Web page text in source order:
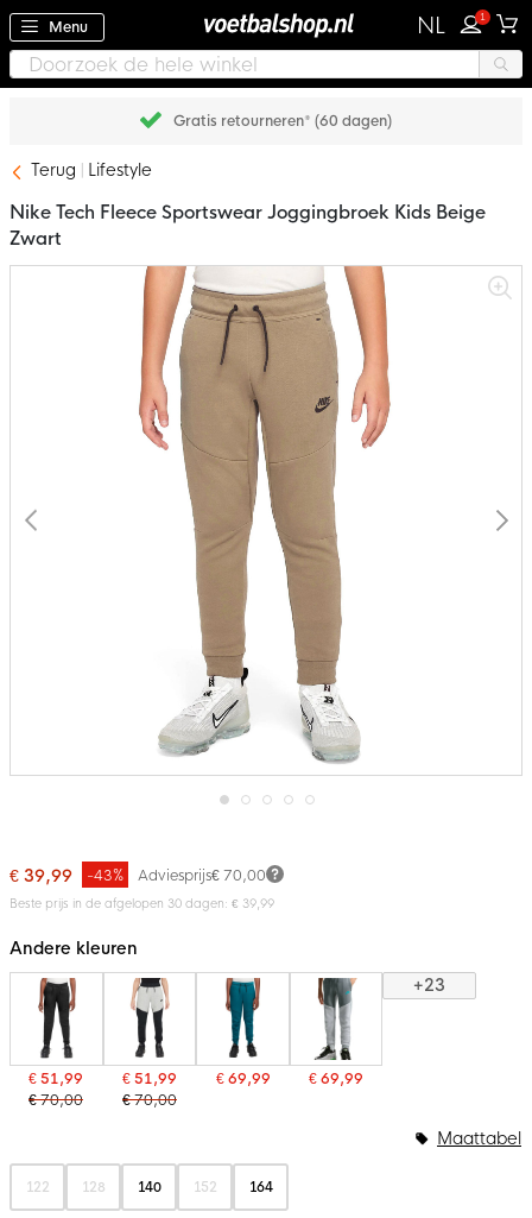
Menu NL 1
Gratis retourneren* (60 dagen)
Terug Lifestyle
begin
van
gallerij
Nike Tech Fleece Sportswear Joggingbroek Kids Beige
Zwart
€ 39,99 Adviesprijs€ 70,00
-43%
Beste prijs in de afgelopen 30 dagen: € 39,99
Andere kleuren
€ 51,99
€ 70,00
€ 51,99
€ 70,00
€ 69,99 € 69,99
+23
122 128 140 152 164
Maattabel